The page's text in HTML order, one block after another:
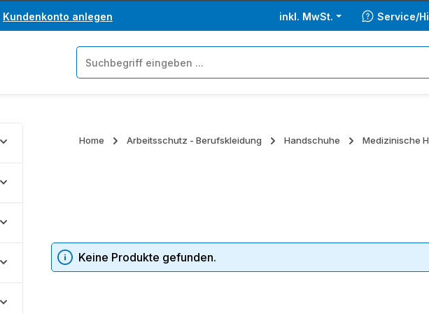
Kundenkonto anlegen inkl. MwSt. Service/
Home Arbeitsschutz - Berufskleidung Handschuhe Medizinische
Keine Produkte gefunden.